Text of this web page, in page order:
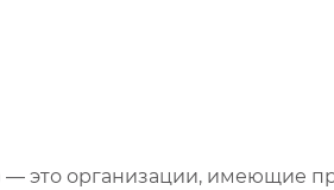
— это организации, имеющие